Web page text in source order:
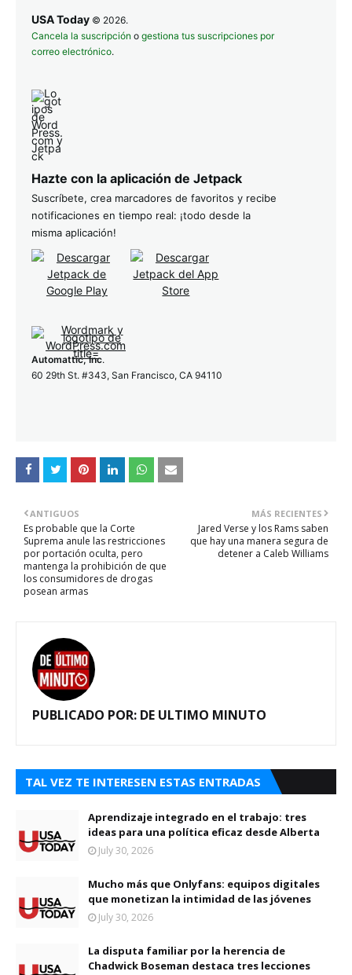
USA Today © 2026.
Cancela la suscripción o gestiona tus suscripciones por
correo electrónico.
Hazte con la aplicación de Jetpack
Suscríbete, crea marcadores de favoritos y recibe
notificaciones en tiempo real: ¡todo desde la
misma aplicación!
Automattic, Inc.
60 29th St. #343, San Francisco, CA 94110
MÁS RECIENTES
Jared Verse y los Rams saben
que hay una manera segura de
detener a Caleb Williams
ANTIGUOS
Es probable que la Corte
Suprema anule las restricciones
por portación oculta, pero
mantenga la prohibición de que
los consumidores de drogas
posean armas
PUBLICADO POR: DE ULTIMO MINUTO
TAL VEZ TE INTERESEN ESTAS ENTRADAS
Aprendizaje integrado en el trabajo: tres
ideas para una política eficaz desde Alberta
July 30, 2026
Mucho más que Onlyfans: equipos digitales
que monetizan la intimidad de las jóvenes
July 30, 2026
La disputa familiar por la herencia de
Chadwick Boseman destaca tres lecciones